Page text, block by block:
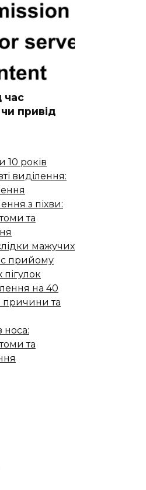
час
привід
10 років
виділення:
з піхви:
та
мажучих
прийому
на 40
причини та
носа:
та